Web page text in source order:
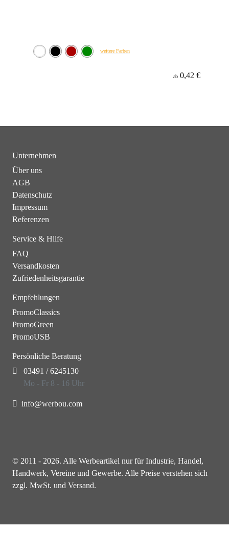
weitere Farben
ab 0,42 €
Unternehmen
Über uns
AGB
Datenschutz
Impressum
Referenzen
Service & Hilfe
FAQ
Versandkosten
Zufriedenheitsgarantie
Empfehlungen
PromoClassics
PromoGreen
PromoUSB
Persönliche Beratung
03491 / 6245130
Mo - Fr 8 - 16 Uhr
info@werbou.com
© 2011 - 2026. Alle Werbeartikel nur für Industrie, Handel,
Handwerk, Vereine und Gewerbe. Alle Preise verstehen sich
zzgl. MwSt. und Versand.